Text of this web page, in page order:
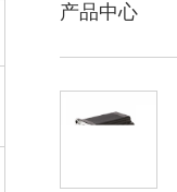
产品中心